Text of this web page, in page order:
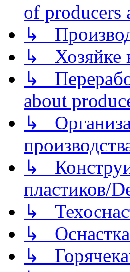
of producers
↳
↳ Хозяйке
↳
about
↳
↳
пластиков/
↳
↳ Оснастка
↳